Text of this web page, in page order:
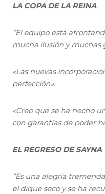
LA COPA DE LA REINA
“El equipo está
mucha ilusión y muchas
«Las nuevas
perfección».
«Creo que se ha hecho
con garantías de poder
EL REGRESO DE SAYNA
“Es una alegría
el dique seco y se ha